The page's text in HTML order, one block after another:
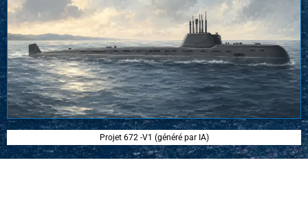
Projet 672 -V1 (généré par IA)